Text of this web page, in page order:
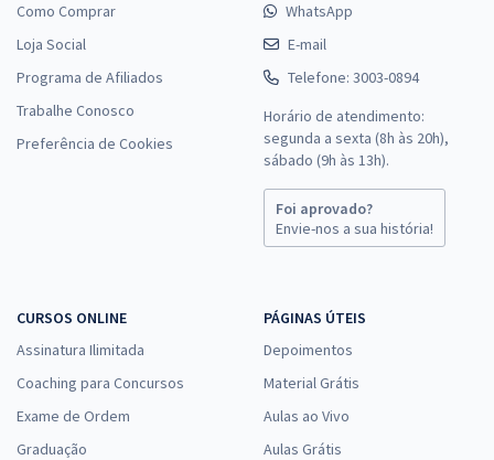
Como Comprar
Loja Social
Programa de Afiliados
Trabalhe Conosco
Preferência de Cookies
WhatsApp
E-mail
Telefone: 3003-0894
Horário de atendimento:
segunda a sexta (8h às 20h),
sábado (9h às 13h).
Foi aprovado?
Envie-nos a sua história!
CURSOS ONLINE
Assinatura Ilimitada
Coaching para Concursos
Exame de Ordem
Graduação
PÁGINAS ÚTEIS
Depoimentos
Material Grátis
Aulas ao Vivo
Aulas Grátis